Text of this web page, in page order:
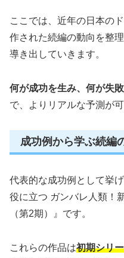
ここでは、近年の日本の
作された続編の動向を整
導き出していきます。
何が成功を生み、何が失
で、よりリアルな予測が
成功例から学ぶ続編
代表的な成功例として挙
役に立つ ガンバレ人類！
（第2期）』です。
これらの作品は初期シリ